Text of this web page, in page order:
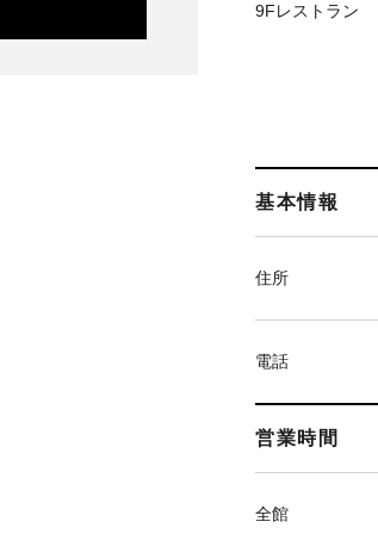
9Fレストラン
基本情報
住所
電話
営業時間
全館